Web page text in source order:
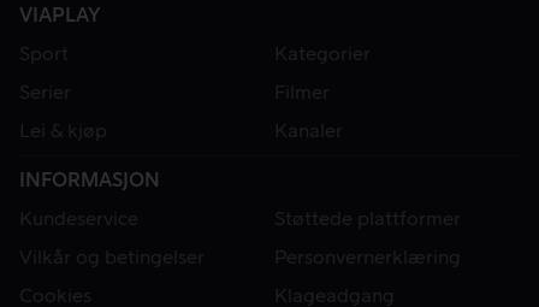
VIAPLAY
Sport
Kategorier
Serier
Filmer
Lei & kjøp
Kanaler
INFORMASJON
Kundeservice
Støttede plattformer
Vilkår og betingelser
Personvernerklæring
Cookies
Klageadgang